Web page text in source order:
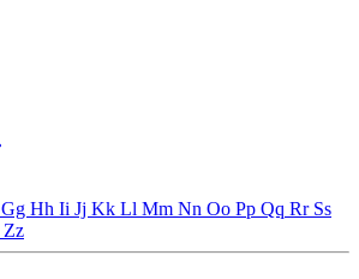
Gg Hh Ii Jj Kk Ll Mm Nn Oo Pp Qq Rr Ss
Zz